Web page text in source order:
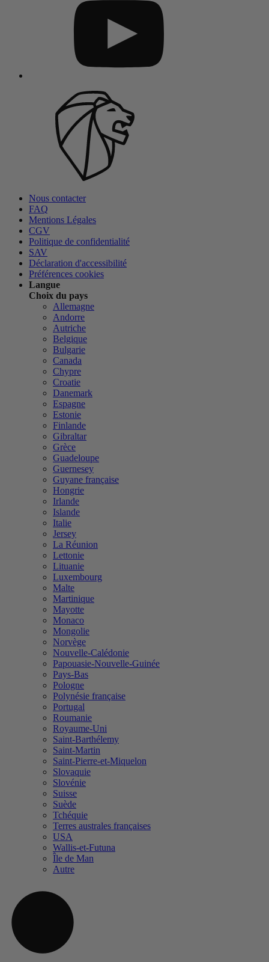
Nous contacter
FAQ
Mentions Légales
CGV
Politique de confidentialité
SAV
Déclaration d'accessibilité
Préférences cookies
Langue
Choix du pays
Allemagne
Andorre
Autriche
Belgique
Bulgarie
Canada
Chypre
Croatie
Danemark
Espagne
Estonie
Finlande
Gibraltar
Grèce
Guadeloupe
Guernesey
Guyane française
Hongrie
Irlande
Islande
Italie
Jersey
La Réunion
Lettonie
Lituanie
Luxembourg
Malte
Martinique
Mayotte
Monaco
Mongolie
Norvège
Nouvelle-Calédonie
Papouasie-Nouvelle-Guinée
Pays-Bas
Pologne
Polynésie française
Portugal
Roumanie
Royaume-Uni
Saint-Barthélemy
Saint-Martin
Saint-Pierre-et-Miquelon
Slovaquie
Slovénie
Suisse
Suède
Tchéquie
Terres australes françaises
USA
Wallis-et-Futuna
Île de Man
Autre